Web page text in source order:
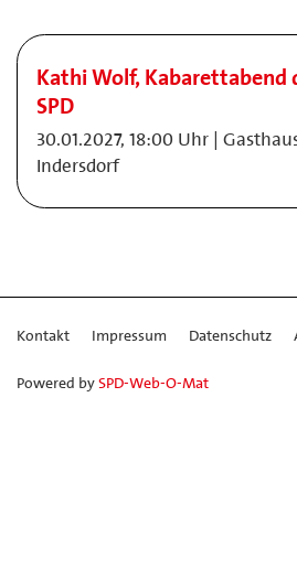
Kathi Wolf, Kabarettabend
SPD
30.01.2027, 18:00 Uhr |
Indersdorf
Kontakt Impressum Datenschutz
Powered bySPD-Web-O-Mat